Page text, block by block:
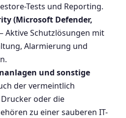
Tests und Reporting.
(Microsoft Defender,
Aktive Schutzlösungen mit
Alarmierung und
und sonstige
der vermeintlich
oder die
zu einer sauberen IT-